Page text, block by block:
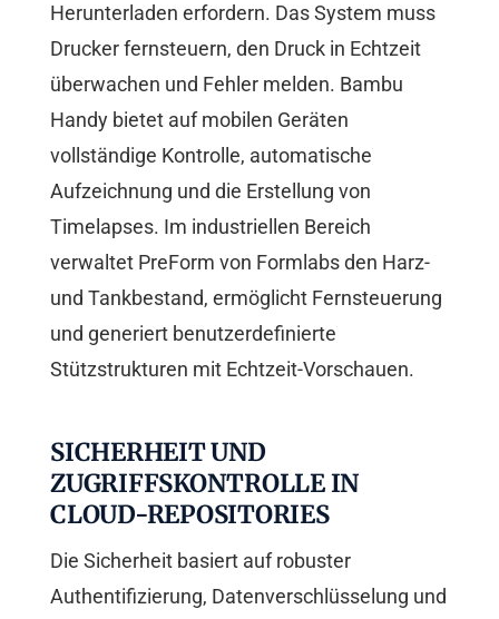
Herunterladen erfordern. Das System muss
Drucker fernsteuern, den Druck in Echtzeit
überwachen und Fehler melden. Bambu
Handy bietet auf mobilen Geräten
vollständige Kontrolle, automatische
Aufzeichnung und die Erstellung von
Timelapses. Im industriellen Bereich
verwaltet PreForm von Formlabs den Harz-
und Tankbestand, ermöglicht Fernsteuerung
und generiert benutzerdefinierte
Stützstrukturen mit Echtzeit-Vorschauen.
SICHERHEIT UND
ZUGRIFFSKONTROLLE IN
CLOUD-REPOSITORIES
Die Sicherheit basiert auf robuster
Authentifizierung, Datenverschlüsselung und